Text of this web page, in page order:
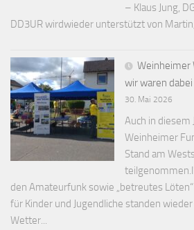
– Klaus Jung,
DD3UR wirdwieder unterstützt von
Weinheimer
wir waren dabei
30. Mai 2026
Auch in diesem
Weinheimer
Stand am
den Amateurfunk sowie „betreutes
für Kinder und Jugendliche standen
Wetter...